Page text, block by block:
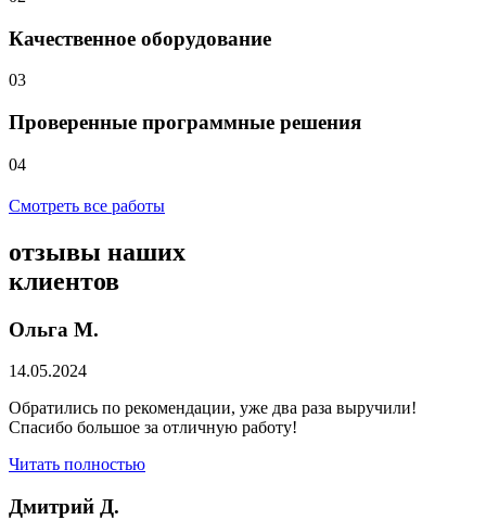
Качественное оборудование
03
Проверенные программные решения
04
Смотреть все работы
отзывы наших
клиентов
Ольга М.
14.05.2024
Обратились по рекомендации, уже два раза выручили!
Спасибо большое за отличную работу!
Читать полностью
Дмитрий Д.